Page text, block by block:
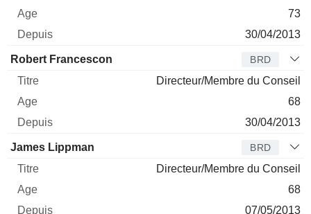
73
30/04/2013
Robert Francescon BRD
Directeur/Membre du Conseil
68
30/04/2013
James Lippman BRD
Directeur/Membre du Conseil
68
07/05/2013